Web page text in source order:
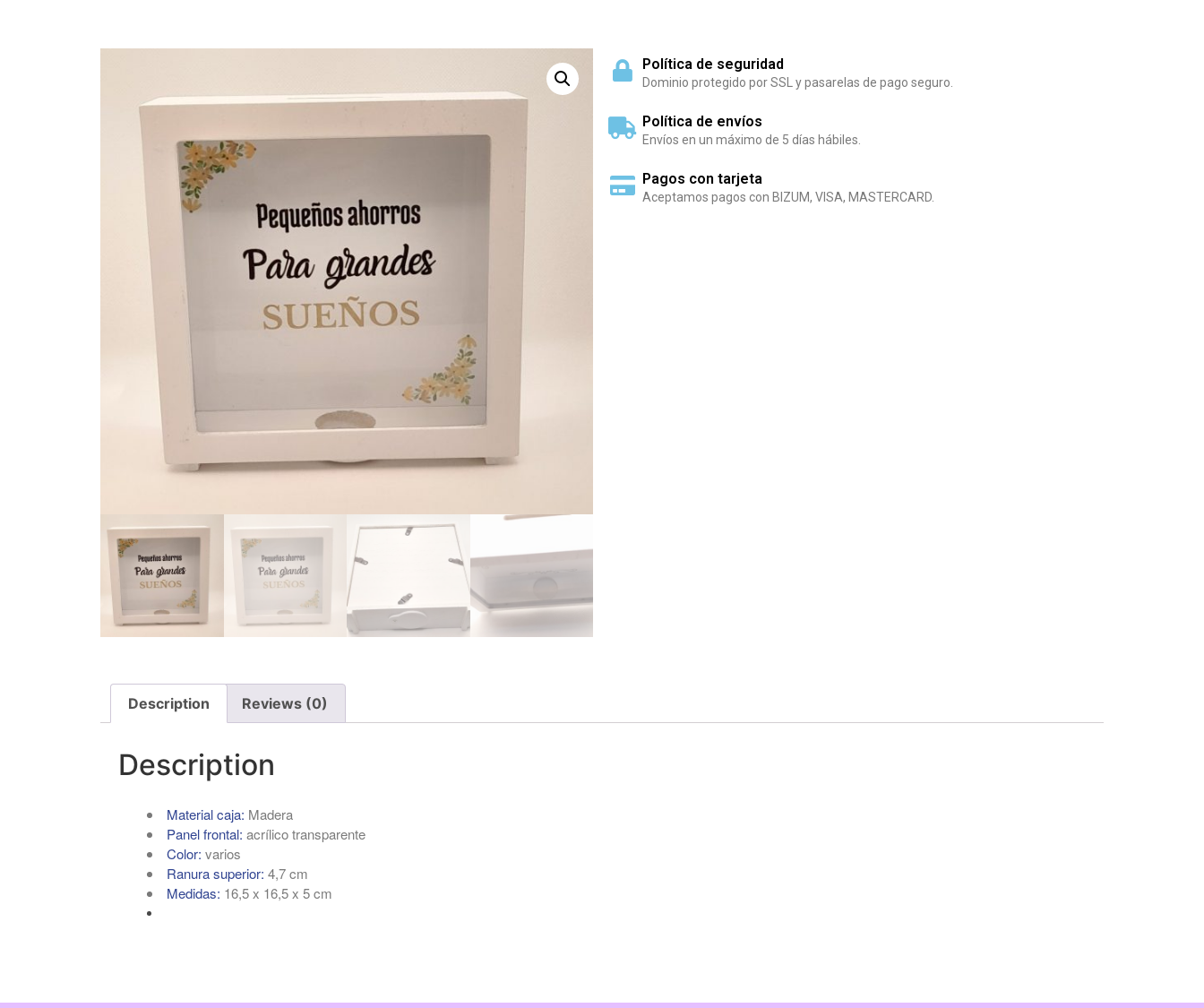
Política de seguridad
Dominio protegido por SSL y pasarelas de pago seguro.
Política de envíos
Envíos en un máximo de 5 días hábiles.
Pagos con tarjeta
Aceptamos pagos con BIZUM, VISA, MASTERCARD.
Description Reviews (0)
Description
Material caja: Madera
Panel frontal: acrílico transparente
Color: varios
Ranura superior: 4,7 cm
Medidas: 16,5 x 16,5 x 5 cm